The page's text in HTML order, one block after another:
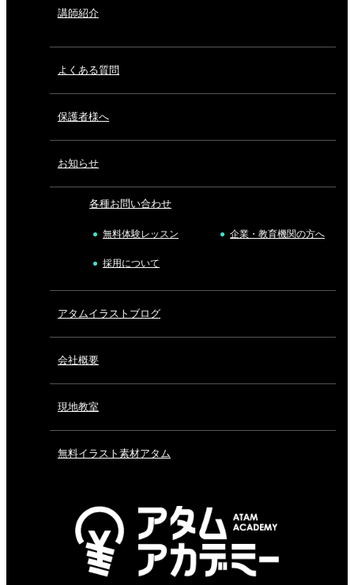
講師紹介
よくある質問
保護者様へ
お知らせ
各種お問い合わせ
無料体験レッスン 企業・教育機関の方へ
採用について
アタムイラストブログ
会社概要
現地教室
無料イラスト素材アタム